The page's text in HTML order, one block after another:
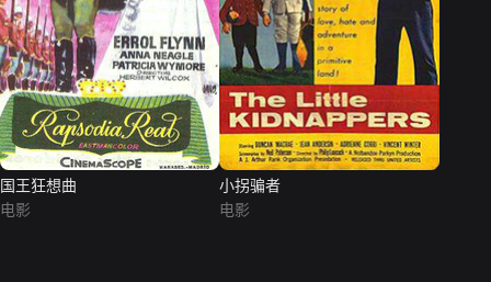
国王狂想曲
电影
小拐骗者
电影